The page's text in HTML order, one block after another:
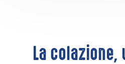
La colazione,